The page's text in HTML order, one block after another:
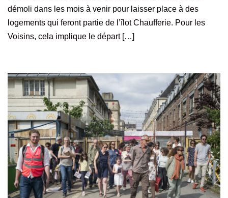
démoli dans les mois à venir pour laisser place à des
logements qui feront partie de l’îlot Chaufferie. Pour les
Voisins, cela implique le départ […]